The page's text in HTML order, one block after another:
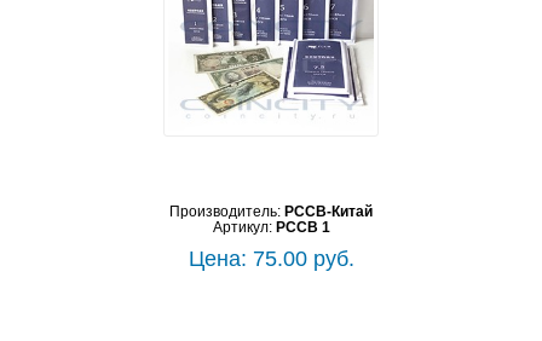
Производитель: PCCB-Китай
Артикул: PCCB 1
Цена: 75.00 руб.